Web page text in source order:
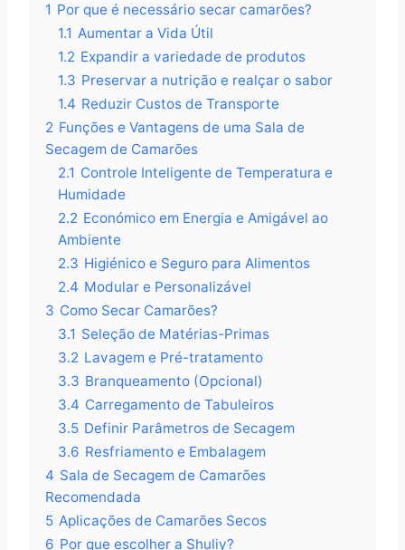
1 Por que é necessário secar camarões?
1.1 Aumentar a Vida Útil
1.2 Expandir a variedade de produtos
1.3 Preservar a nutrição e realçar o sabor
1.4 Reduzir Custos de Transporte
2 Funções e Vantagens de uma Sala de
Secagem de Camarões
2.1 Controle Inteligente de Temperatura e
Humidade
2.2 Económico em Energia e Amigável ao
Ambiente
2.3 Higiénico e Seguro para Alimentos
2.4 Modular e Personalizável
3 Como Secar Camarões?
3.1 Seleção de Matérias-Primas
3.2 Lavagem e Pré-tratamento
3.3 Branqueamento (Opcional)
3.4 Carregamento de Tabuleiros
3.5 Definir Parâmetros de Secagem
3.6 Resfriamento e Embalagem
4 Sala de Secagem de Camarões
Recomendada
5 Aplicações de Camarões Secos
6 Por que escolher a Shuliy?